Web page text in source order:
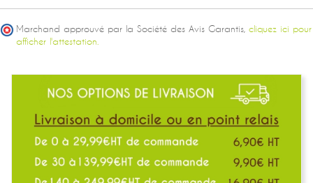
Marchand approuvé par la Société des Avis Garantis, cliquez ici pour
afficher l'attestation.